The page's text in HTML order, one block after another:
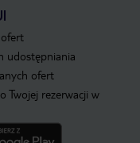
udostępniania
ofert
Twojej rezerwacji w